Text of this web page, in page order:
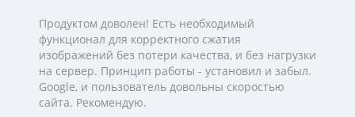
Продуктом доволен! Есть необходимый
функционал для корректного сжатия
изображений без потери качества, и без нагрузки
на сервер. Принцип работы - установил и забыл.
Google, и пользователь довольны скоростью
сайта. Рекомендую.